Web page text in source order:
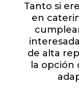
Tanto si
en
de alta
la